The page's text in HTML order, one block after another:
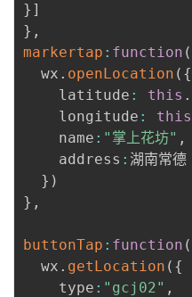
} ]
} ,
markertap : function (
  wx
. openLocation ( {
    latitude
: this .
    longitude
: this
    name
: "掌上花坊" ,
    address
: 湖南常德
} )
} ,
buttonTap : function (
  wx
. getLocation ( {
    type
: "gcj02" ,